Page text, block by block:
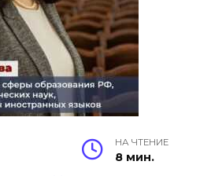
НА ЧТЕНИЕ
8 мин.